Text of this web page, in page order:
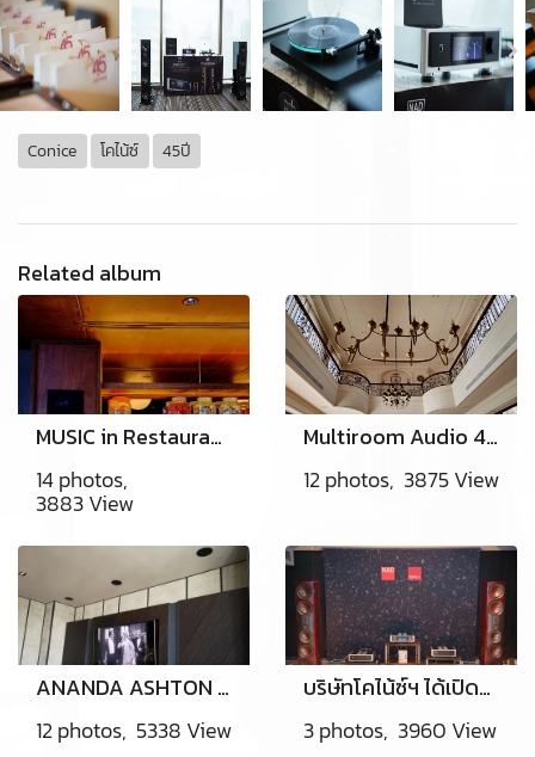
Conice โคไน้ซ์ 45ปี
Related album
MUSIC in Restaurants Sukhumvit37
14 photos,
3883 View
Multiroom Audio 4 Zone/4source @Toscana Khaoyai
12 photos, 3875 View
ANANDA ASHTON SILOM
12 photos, 5338 View
บริษัทโคไน้ซ์ฯ ได้เปิดตัวสินค้าใหม่ล่าสุด NAD Master series M66, M23 และลำโพงไฮเอ็นด์ระดับเรือธง DALI EPIKORE 11
3 photos, 3960 View